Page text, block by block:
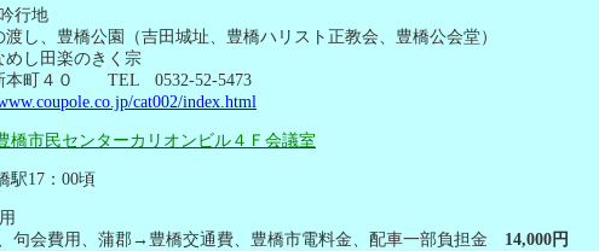
行地
し、豊橋公園（吉田城址、豊橋ハリスト正教会、豊橋公会堂）
めし田楽のきく宗
本町４０ TEL
0532-52-5473
cat002/index.html
市民センターカリオンビル４Ｆ会議室
駅17 ： 00頃
句会費用、蒲郡→豊橋交通費、豊橋市電料金、配車一部負担金 14,000 円